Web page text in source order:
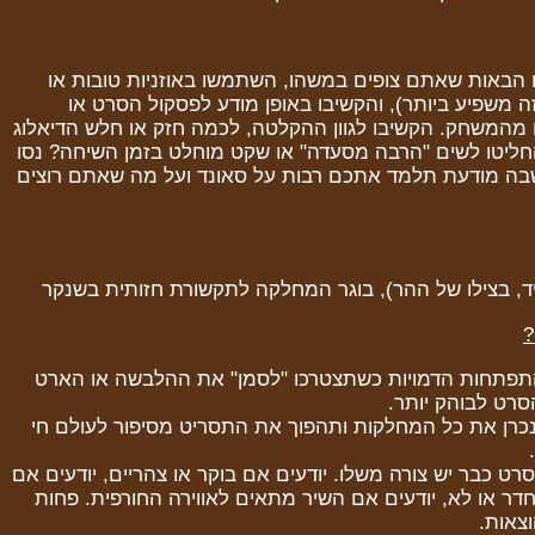
שאתם צופים במשהו, השתמשו באוזניות טובות או
ביותר), והקשיבו באופן מודע לפסקול הסרט או
הקשיבו לגוון ההקלטה, לכמה חזק או חלש הדיאלוג
לשים "הרבה מסעדה" או שקט מוחלט בזמן השיחה? נסו
מודעת תלמד אתכם רבות על סאונד ועל מה שאתם רוצים
בצילו של ההר), בוגר המחלקה לתקשורת חזותית בשנקר
הדמויות כשתצטרכו "לסמן" את ההלבשה או הארט
לבוהק יותר.
את כל המחלקות ותהפוך את התסריט מסיפור לעולם חי
כבר יש צורה משלו. יודעים אם בוקר או צהריים, יודעים אם
או לא, יודעים אם השיר מתאים לאווירה החורפית. פחות